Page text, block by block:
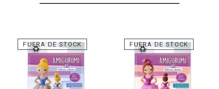
FUERA DE STOCK FUERA DE STOCK